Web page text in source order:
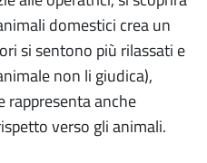
domestici crea un
si sentono più rilassati e
non li giudica),
rappresenta anche
verso gli animali.